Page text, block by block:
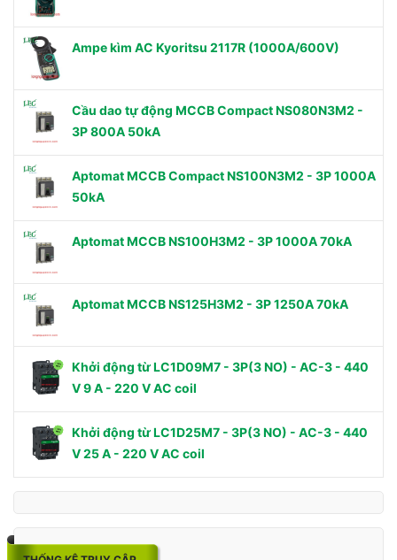
Ampe kìm AC Kyoritsu 2117R (1000A/600V)
Cầu dao tự động MCCB Compact NS080N3M2 -
3P 800A 50kA
Aptomat MCCB Compact NS100N3M2 - 3P 1000A
50kA
Aptomat MCCB NS100H3M2 - 3P 1000A 70kA
Aptomat MCCB NS125H3M2 - 3P 1250A 70kA
Khởi động từ LC1D09M7 - 3P(3 NO) - AC-3 - 440
V 9 A - 220 V AC coil
Khởi động từ LC1D25M7 - 3P(3 NO) - AC-3 - 440
V 25 A - 220 V AC coil